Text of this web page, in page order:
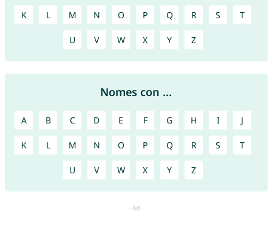
K L M N O P Q R S T
U V W X Y Z
Nomes con ...
A B C D E F G H I J
K L M N O P Q R S T
U V W X Y Z